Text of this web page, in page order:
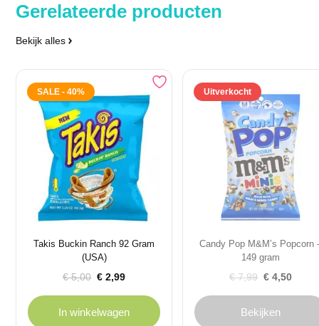
Gerelateerde producten
Bekijk alles
SALE - 40%
Takis Buckin Ranch 92 Gram
(USA)
€5,00
Oorspronkelijke
€ 5,00.
€ 2,99
Huidige
€ 2,99.
In winkelwagen
Uitverkocht
Candy Pop M&M’s Popcorn
149 gram
€7,99
Oorspronkelijke
€ 7,99.
€ 4,50
Huidige
€ 4,50.
Bekijken